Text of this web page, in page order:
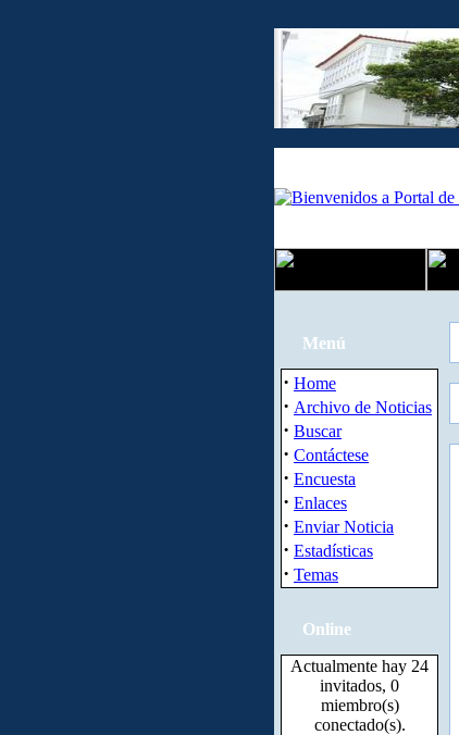
Menú
· Home
· Archivo de Noticias
· Buscar
· Contáctese
· Encuesta
· Enlaces
· Enviar Noticia
· Estadísticas
· Temas
Online
Actualmente hay 24
invitados, 0
miembro(s)
conectado(s).